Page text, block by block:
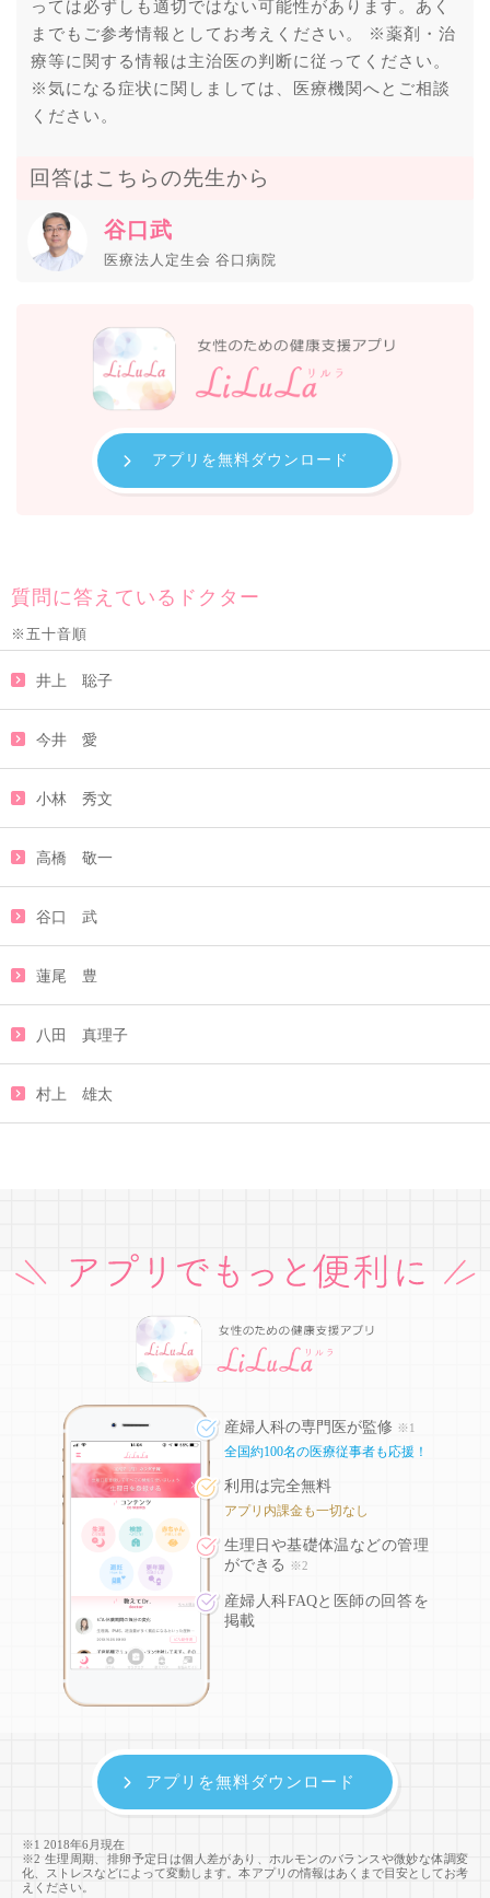
っては必ずしも適切ではない可能性があります。あく
までもご参考情報としてお考えください。 ※薬剤・治
療等に関する情報は主治医の判断に従ってください。
※気になる症状に関しましては、医療機関へとご相談
ください。
回答はこちらの先生から
谷口武
医療法人定生会 谷口病院
アプリを無料ダウンロード
質問に答えているドクター
※五十音順
井上 聡子
今井 愛
小林 秀文
高橋 敬一
谷口 武
蓮尾 豊
八田 真理子
村上 雄太
産婦人科の専門医が監修 ※1
全国約100名の医療従事者も応援！
利用は完全無料
アプリ内課金も一切なし
生理日や基礎体温などの管理
ができる
※2
産婦人科FAQと医師の回答を
掲載
※1 2018年6月現在
※2 生理周期、排卵予定日は個人差があり、ホルモンのバランスや微妙な体調変
化、ストレスなどによって変動します。本アプリの情報はあくまで目安としてお考
えください。
アプリを無料ダウンロード